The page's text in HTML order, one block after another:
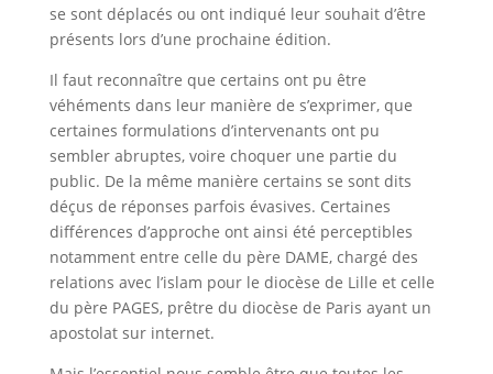
se sont déplacés ou ont indiqué leur souhait d’être
présents lors d’une prochaine édition.
Il faut reconnaître que certains ont pu être
véhéments dans leur manière de s’exprimer, que
certaines formulations d’intervenants ont pu
sembler abruptes, voire choquer une partie du
public. De la même manière certains se sont dits
déçus de réponses parfois évasives. Certaines
différences d’approche ont ainsi été perceptibles
notamment entre celle du père DAME, chargé des
relations avec l’islam pour le diocèse de Lille et celle
du père PAGES, prêtre du diocèse de Paris ayant un
apostolat sur internet.